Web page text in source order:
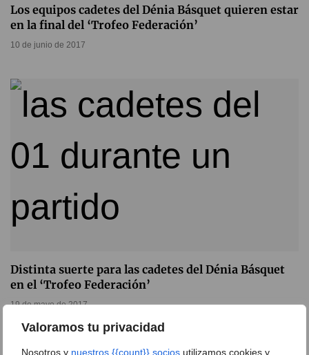
Valoramos tu privacidad
Nosotros y nuestros {{count}} socios utilizamos cookies y
Los equipos cadetes del Dénia Básquet quieren estar
en la final del ‘Trofeo Federación’
10 de junio de 2017
Distinta suerte para las cadetes del Dénia Básquet
en el ‘Trofeo Federación’
19 de mayo de 2017